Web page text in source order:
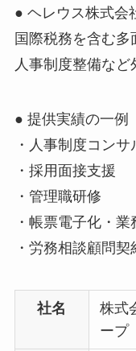
● ヘレウス株式会
国際税務を含む
人事制度整備など
● 提供実績の一例
・人事制度コン
・採用面接支援
・管理職研修
・帳票電子化・
・労務相談顧問
社名
株式
ープ